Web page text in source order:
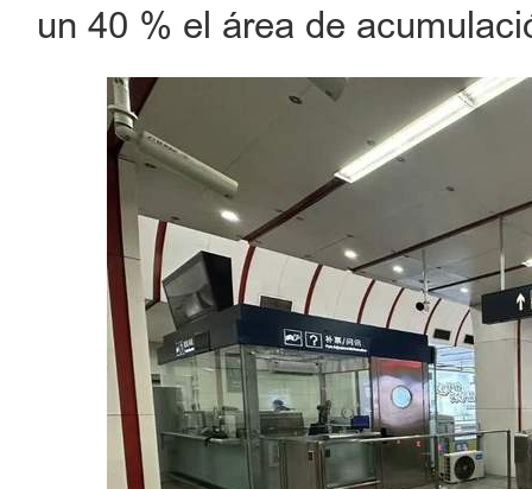
un 40 % el área de